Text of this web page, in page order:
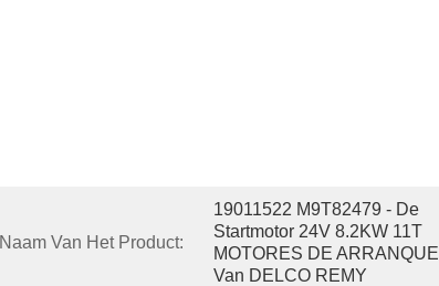
Naam Van Het Product:
19011522 M9T82479 - De
Startmotor 24V 8.2KW 11T
MOTORES DE ARRANQUE
Van DELCO REMY